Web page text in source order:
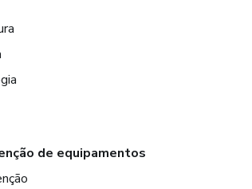
de equipamentos